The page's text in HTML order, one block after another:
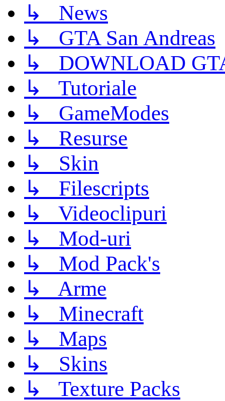
↳ News
↳ GTA San Andreas
↳ DOWNLOAD
↳ Tutoriale
↳ GameModes
↳ Resurse
↳ Skin
↳ Filescripts
↳ Videoclipuri
↳ Mod-uri
↳ Mod Pack's
↳ Arme
↳ Minecraft
↳ Maps
↳ Skins
↳ Texture Packs